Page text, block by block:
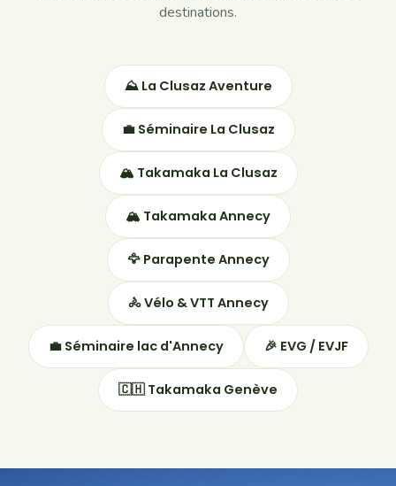
destinations.
⛰ La Clusaz Aventure
💼 Séminaire La Clusaz
🏔 Takamaka La Clusaz
🏔 Takamaka Annecy
🦅 Parapente Annecy
🚴 Vélo & VTT Annecy
💼 Séminaire lac d'Annecy 🎉 EVG / EVJF
🇨🇭 Takamaka Genève